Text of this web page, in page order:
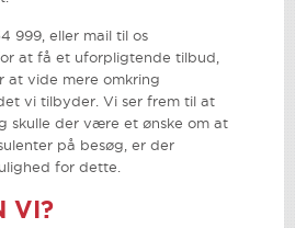
999, eller mail til os
at få et uforpligtende tilbud,
at vide mere omkring
vi tilbyder. Vi ser frem til at
skulle der være et ønske om at
på besøg, er der
for dette.
VI?